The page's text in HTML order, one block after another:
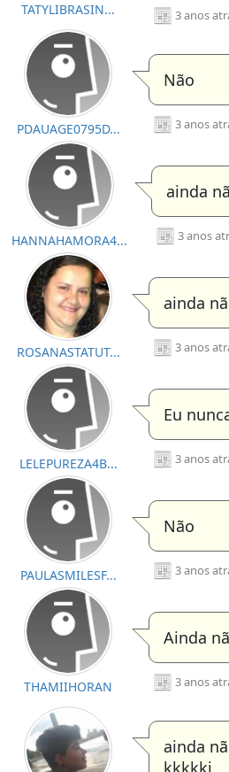
TATYLIBRASIN... 3 anos
PDAUAGE0795D...
Não
3 anos
HANNAHAMORA4...
ainda
3 anos
ROSANASTATUT...
ainda
3 anos
LELEPUREZA4B...
Eu
3 anos
PAULASMILESF...
Não
3 anos
THAMIIHORAN
Ainda
3 anos
ainda
kkkkkj